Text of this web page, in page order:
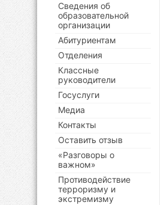
Сведения об
образовательной
организации
Абитуриентам
Отделения
Классные
руководители
Госуслуги
Медиа
Контакты
Оставить отзыв
«Разговоры о
важном»
Противодействие
терроризму и
экстремизму